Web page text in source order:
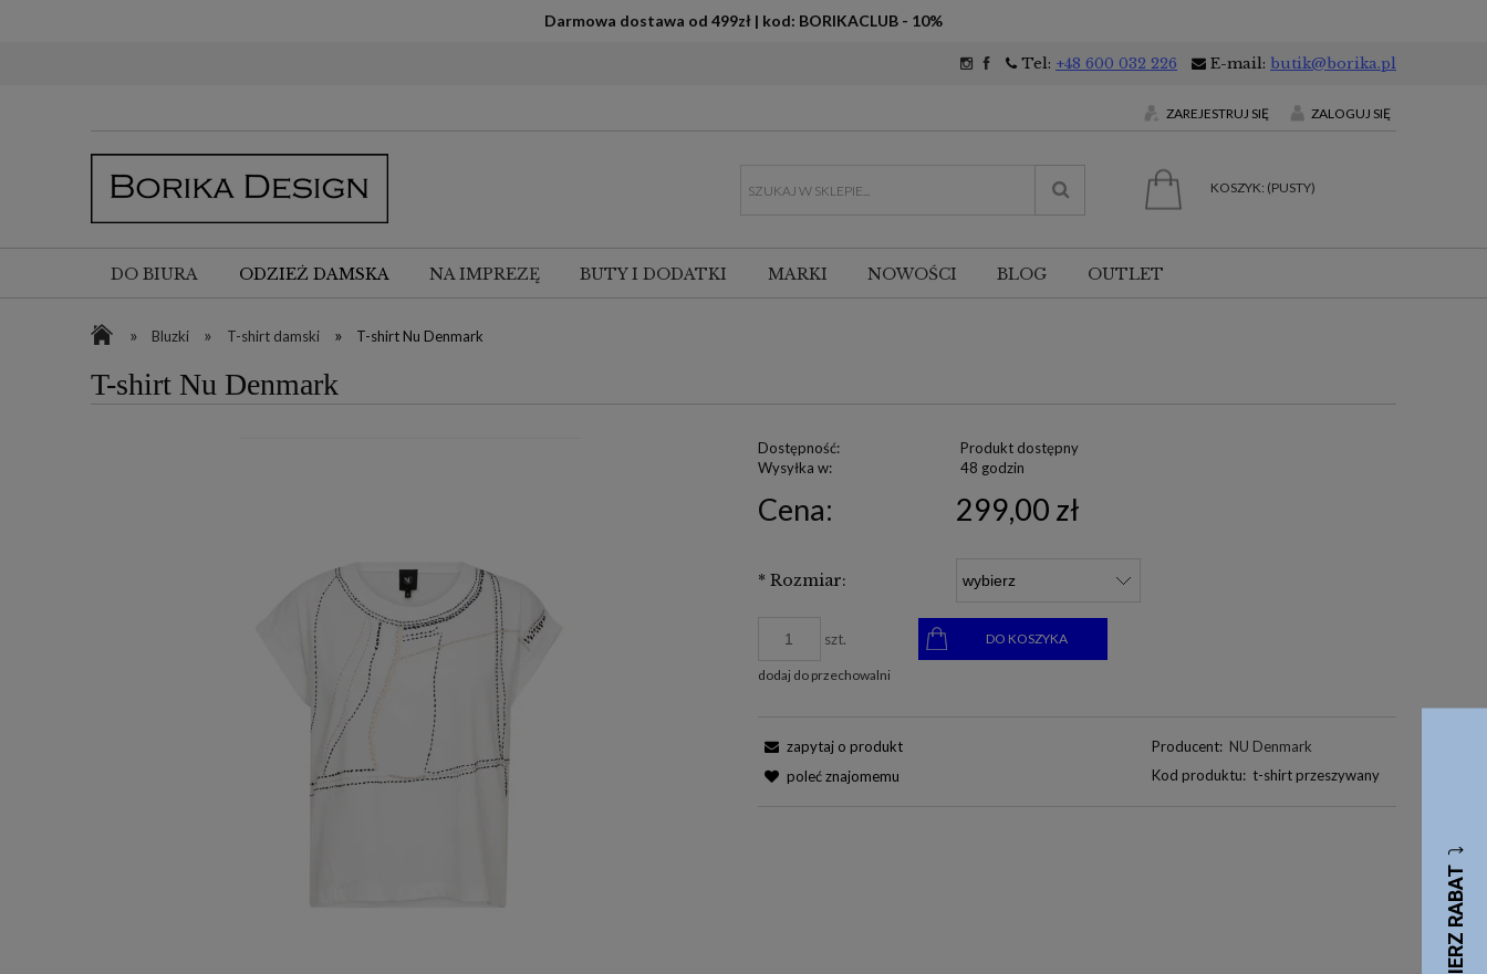
Darmowa dostawa od 499zł | kod: BORIKACLUB - 10%
Tel: +48 600 032 226 E-mail: butik@borika.pl
ZAREJESTRUJ SIĘ ZALOGUJ SIĘ
KOSZYK: (PUSTY)
DO BIURA ODZIEŻ DAMSKA NA IMPREZĘ BUTY I DODATKI MARKI NOWOŚCI BLOG OUTLET
» Bluzki » T-shirt damski » T-shirt Nu Denmark
T-shirt Nu Denmark
Dostępność:
Produkt dostępny
Wysyłka w:
48 godzin
Cena: 299,00 zł
* Rozmiar:
szt. DO KOSZYKA
dodaj do przechowalni
Producent: NU Denmark
Kod produktu: t-shirt przeszywany
zapytaj o produkt
poleć znajomemu